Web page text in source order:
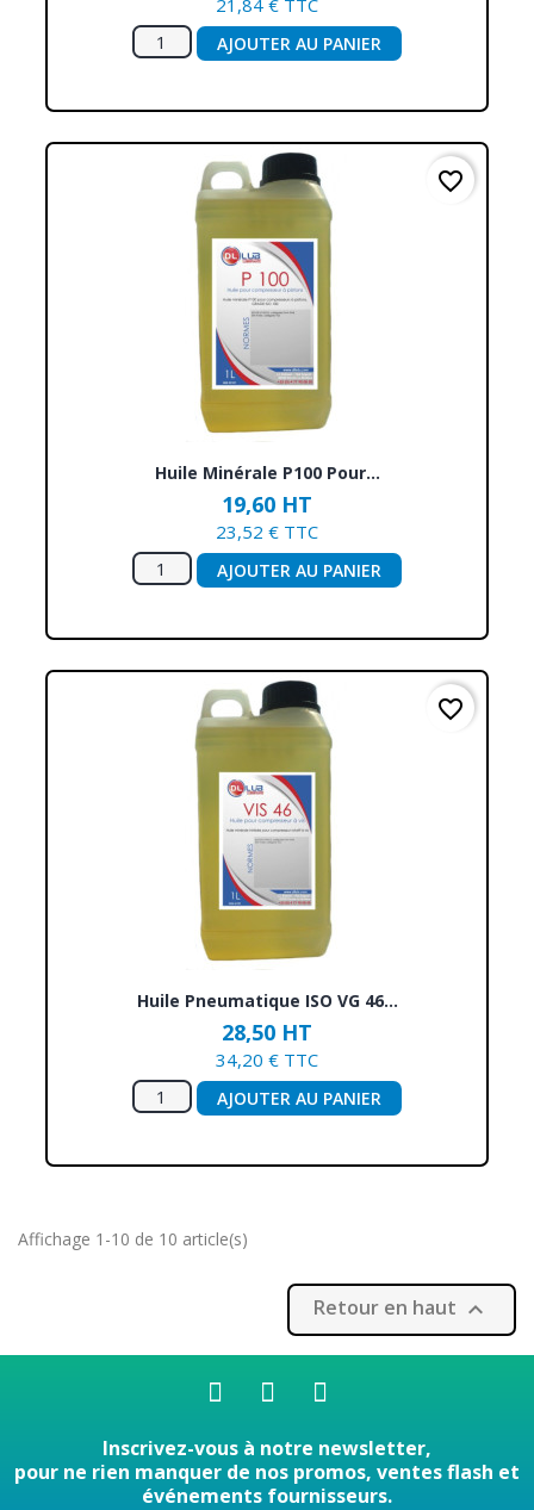
21,84 € TTC
AJOUTER AU PANIER
Huile Minérale P100 Pour...
19,60 HT
23,52 € TTC
AJOUTER AU PANIER
favorite_border
Huile Pneumatique ISO VG 46...
28,50 HT
34,20 € TTC
AJOUTER AU PANIER
favorite_border
Affichage 1-10 de 10 article(s)
Retour en haut 
Inscrivez-vous à notre newsletter,
pour ne rien manquer de nos promos, ventes flash et
événements fournisseurs.